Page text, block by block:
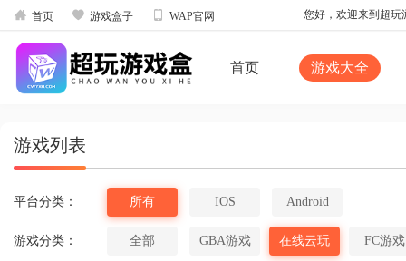
 首页  游戏盒子  WAP官网 您好，欢迎来到超玩
首页 游戏大全
游戏列表
平台分类： 所有 IOS Android
游戏分类： 全部 GBA游戏 在线云玩 FC游戏